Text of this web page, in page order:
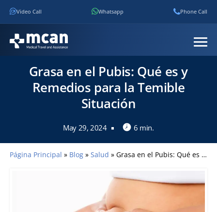
Video Call Whatsapp Phone Call
Grasa en el Pubis: Qué es y
Remedios para la Temible
Situación
May 29, 2024 6 min.
Página Principal » Blog » Salud » Grasa en el Pubis: Qué es y Remedios para la Temible Situación